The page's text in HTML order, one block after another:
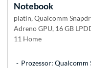
Notebook
platin, Qualcomm
Adreno GPU, 16 GB
11 Home
Prozessor: Qualcomm